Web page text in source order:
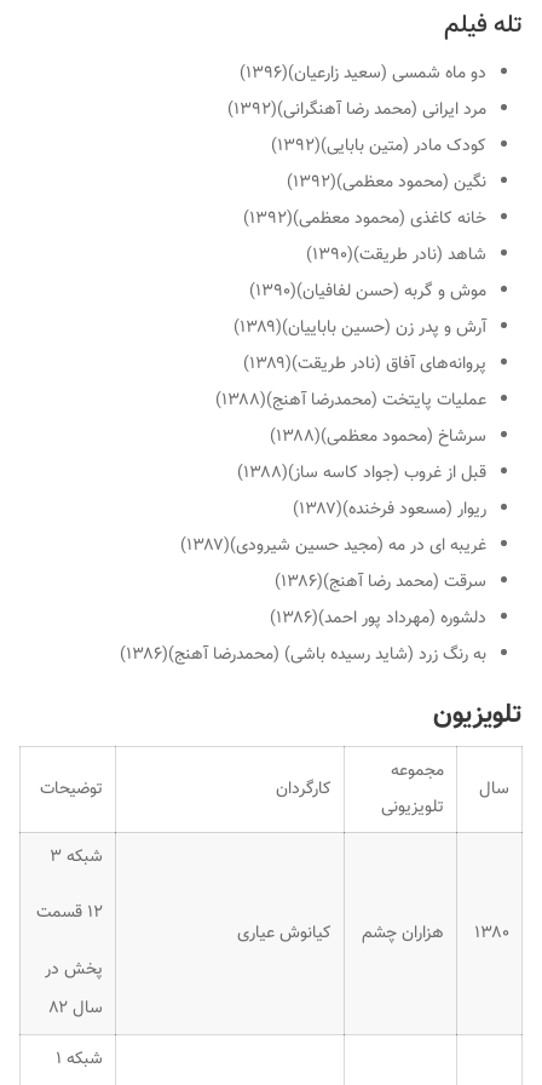
تله فیلم
دو ماه شمسی (سعید زارعیان)(۱۳۹۶)
مرد ایرانی (محمد رضا آهنگرانی)(۱۳۹۲)
کودک مادر (متین بابایی)(۱۳۹۲)
نگین (محمود معظمی)(۱۳۹۲)
خانه کاغذی (محمود معظمی)(۱۳۹۲)
شاهد (نادر طریقت)(۱۳۹۰)
موش و گربه (حسن لفافیان)(۱۳۹۰)
آرش و پدر زن (حسین باباییان)(۱۳۸۹)
پروانه‌های آفاق (نادر طریقت)(۱۳۸۹)
عملیات پایتخت (محمدرضا آهنج)(۱۳۸۸)
سرشاخ (محمود معظمی)(۱۳۸۸)
قبل از غروب (جواد کاسه ساز)(۱۳۸۸)
ریوار (مسعود فرخنده)(۱۳۸۷)
غریبه ای در مه (مجید حسین شیرودی)(۱۳۸۷)
سرقت (محمد رضا آهنج)(۱۳۸۶)
دلشوره (مهرداد پور احمد)(۱۳۸۶)
به رنگ زرد (شاید رسیده باشی) (محمدرضا آهنج)(۱۳۸۶)
تلویزیون
سال
مجموعه
تلویزیونی
کارگردان توضیحات
۱۳۸۰ هزاران چشم کیانوش عیاری
شبکه ۳
۱۲ قسمت
پخش در
سال ۸۲
شبکه ۱